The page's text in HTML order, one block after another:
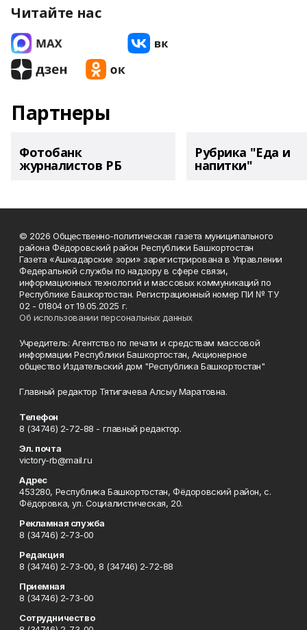
Читайте нас
Партнеры
Фотобанк
журналистов РБ
Рубрика "Еда и
напитки"
© 2026 Общественно-политическая газета муниципального
района Фёдоровский район Республики Башкортостан
Газета «Ашкадарские зори» зарегистрирована в Управлении
Федеральной службы по надзору в сфере связи,
информационных технологий и массовых коммуникаций по
Республике Башкортостан. Регистрационный номер ПИ № ТУ
02 - 01804 от 19.05.2025 г.
Об использовании персональных данных
Учредитель: Агентство по печати и средствам массовой
информации Республики Башкортостан, Акционерное
общество Издательский дом "Республика Башкортостан"
Главный редактор Тятигачева Алсыу Маратовна.
Телефон
8 (34746) 2-72-88 - главный редактор.
Эл. почта
victory-rb@mail.ru
Адрес
453280, Республика Башкортостан, Фёдоровский район, с.
Фёдоровка, ул. Социалистическая, 20.
Рекламная служба
8 (34746) 2-73-00
Редакция
8 (34746) 2-73-00, 8 (34746) 2-72-88
Приемная
8 (34746) 2-73-00
Сотрудничество